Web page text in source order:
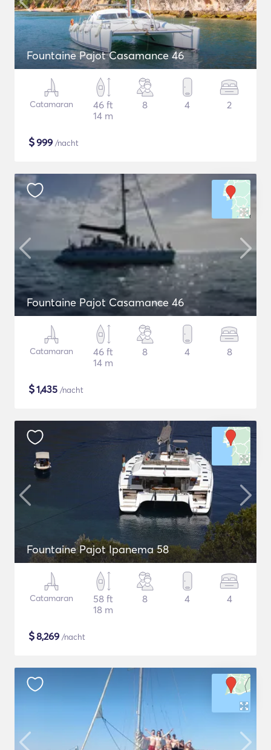
Fountaine Pajot Casamance 46
Catamaran
46 ft
14 m
8 4 2
$999 /nacht
Fountaine Pajot Casamance 46
Catamaran
46 ft
14 m
8 4 8
$1,435 /nacht
Fountaine Pajot Ipanema 58
Catamaran
58 ft
18 m
8 4 4
$8,269 /nacht